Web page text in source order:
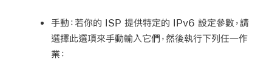
手動： 若你的 ISP 提供特定的 IPv6 設定參數，請
選擇此選項來手動輸入它們，然後執行下列任一作
業：